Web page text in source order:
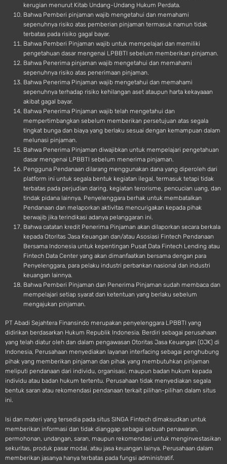
kerugian menurut Kitab Undang-Undang Hukum Perdata.
Bahwa Pemberi pinjaman wajib mengetahui dan memahami
sepenuhnya risiko atas pemberian pinjaman termasuk namun tidak
terbatas pada risiko gagal bayar.
Bahwa Pemberi Pinjaman wajib untuk mempelajari dan memiliki
pengetahuan dasar mengenai LPBBTI sebelum memberikan pinjaman.
Bahwa Penerima pinjaman wajib mengetahui dan memahami
sepenuhnya risiko atas penerimaan pinjaman.
Bahwa Penerima Pinjaman wajib mengetahui dan memahami
sepenuhnya terhadap risiko kehilangan aset ataupun harta kekayaaan
akibat gagal bayar.
Bahwa Penerima Pinjaman wajib telah mengetahui dan
mempertimbangkan sebelum memberikan persetujuan atas segala
tingkat bunga dan biaya yang berlaku sesuai dengan kemampuan dalam
melunasi pinjaman.
Bahwa Penerima Pinjaman diwajibkan untuk mempelajari pengetahuan
dasar mengenai LPBBTI sebelum menerima pinjaman.
Pengguna Pendanaan dilarang menggunakan dana yang diperoleh dari
platform ini untuk segala bentuk kegiatan ilegal, termasuk tetapi tidak
terbatas pada perjudian daring, kegiatan terorisme, pencucian uang, dan
tindak pidana lainnya. Penyelenggara berhak untuk membatalkan
Pendanaan dan melaporkan aktivitas mencurigakan kepada pihak
berwajib jika terindikasi adanya pelanggaran ini.
Bahwa catatan kredit Penerima Pinjaman akan dilaporkan secara berkala
kepada Otoritas Jasa Keuangan dan/atau Asosiasi Fintech Pendanaan
Bersama Indonesia untuk kepentingan Pusat Data Fintech Lending atau
Fintech Data Center yang akan dimanfaatkan bersama dengan para
Penyelenggara, para pelaku industri perbankan nasional dan industri
keuangan lainnya.
Bahwa Pemberi Pinjaman dan Penerima Pinjaman sudah membaca dan
mempelajari setiap syarat dan ketentuan yang berlaku sebelum
mengajukan pinjaman.
PT Abadi Sejahtera Finansindo merupakan penyelenggara LPBBTI yang
didirikan berdasarkan Hukum Republik Indonesia. Berdiri sebagai perusahaan
yang telah diatur oleh dan dalam pengawasan Otoritas Jasa Keuangan (OJK) di
Indonesia, Perusahaan menyediakan layanan interfacing sebagai penghubung
pihak yang memberikan pinjaman dan pihak yang membutuhkan pinjaman
meliputi pendanaan dari individu, organisasi, maupun badan hukum kepada
individu atau badan hukum tertentu. Perusahaan tidak menyediakan segala
bentuk saran atau rekomendasi pendanaan terkait pilihan-pilihan dalam situs
ini.
Isi dan materi yang tersedia pada situs SINGA Fintech dimaksudkan untuk
memberikan informasi dan tidak dianggap sebagai sebuah penawaran,
permohonan, undangan, saran, maupun rekomendasi untuk menginvestasikan
sekuritas, produk pasar modal, atau jasa keuangan lainya. Perusahaan dalam
memberikan jasanya hanya terbatas pada fungsi administratif.